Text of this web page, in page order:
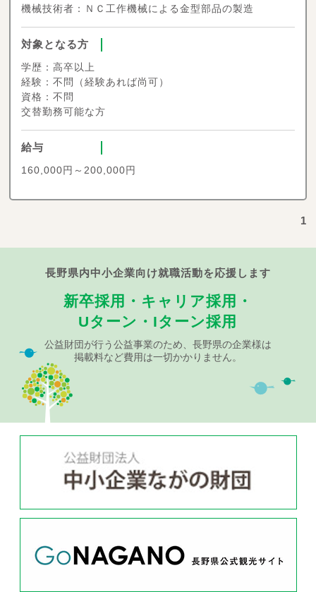
機械技術者：ＮＣ工作機械による金型部品の製造
対象となる方
学歴：高卒以上
経験：不問（経験あれば尚可）
資格：不問
交替勤務可能な方
給与
160,000円～200,000円
1
長野県内中小企業向け就職活動を応援します
新卒採用・キャリア採用・
Uターン・Iターン採用
公益財団が行う公益事業のため、長野県の企業様は
掲載料など費用は一切かかりません。